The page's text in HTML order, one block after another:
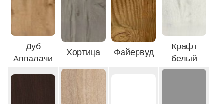
Дуб
Аппалачи
Хортица Файервуд
Крафт
белый